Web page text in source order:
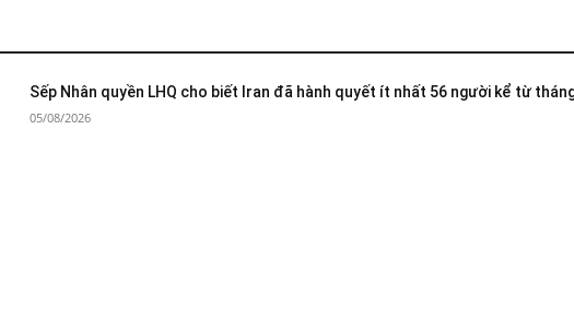
Sếp Nhân quyền LHQ cho biết Iran đã hành quyết ít nhất 56 người kể từ
05/08/2026